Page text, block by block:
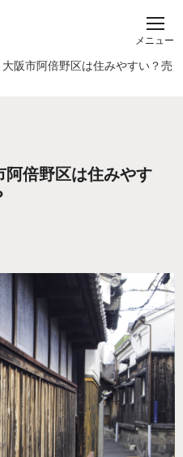
メニュー
大阪市阿倍野区は住みやすい？売
阿倍野区は住みやす